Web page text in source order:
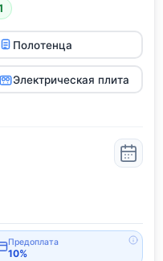
Полотенца
Электрическая плита
Предоплата
10%